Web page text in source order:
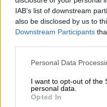
IAB’s list of downstream
also be disclosed by us to
Downstream Participants
Please note that this
not limited to your visit or
grant or deny consent to
use your data for below
Personal Data
I want to opt-out of the
personal data.
Opted In